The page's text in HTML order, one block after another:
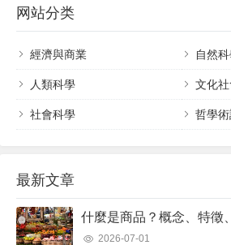
策略有利於本地產業，並
位。然而，也有多位批評
网站分类
經濟與商業 自然
人類科學 文化社
社會科學 哲學
最新文章
什麼是商品？概念、特徵
2026-07-01